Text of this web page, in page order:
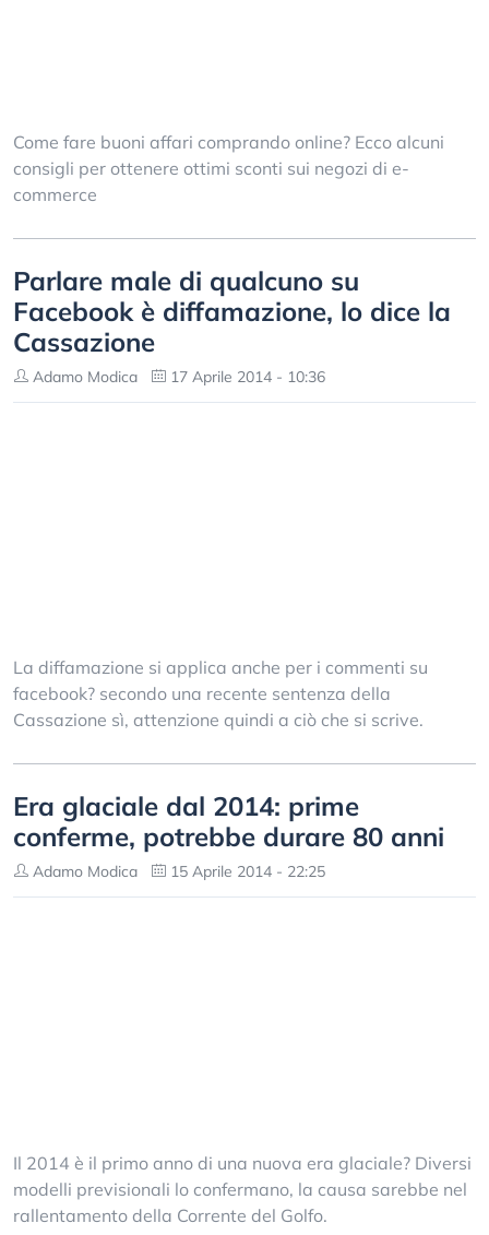
Come fare buoni affari comprando online? Ecco alcuni
consigli per ottenere ottimi sconti sui negozi di e-
commerce
Parlare male di qualcuno su
Facebook è diffamazione, lo dice la
Cassazione
Adamo Modica 17 Aprile 2014 - 10:36
La diffamazione si applica anche per i commenti su
facebook? secondo una recente sentenza della
Cassazione sì, attenzione quindi a ciò che si scrive.
Era glaciale dal 2014: prime
conferme, potrebbe durare 80 anni
Adamo Modica 15 Aprile 2014 - 22:25
Il 2014 è il primo anno di una nuova era glaciale? Diversi
modelli previsionali lo confermano, la causa sarebbe nel
rallentamento della Corrente del Golfo.